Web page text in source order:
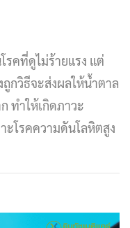
รคที่ดูไม่ร้ายแรง แต่
กวิธีจะส่งผลให้น้ำตาล
ทำให้เกิดภาวะ
ะโรคความดันโลหิตสูง